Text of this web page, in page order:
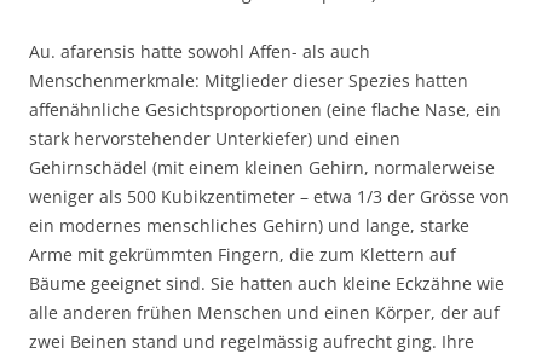
Au. afarensis hatte sowohl Affen- als auch
Menschenmerkmale: Mitglieder dieser Spezies hatten
affenähnliche Gesichtsproportionen (eine flache Nase, ein
stark hervorstehender Unterkiefer) und einen
Gehirnschädel (mit einem kleinen Gehirn, normalerweise
weniger als 500 Kubikzentimeter – etwa 1/3 der Grösse von
ein modernes menschliches Gehirn) und lange, starke
Arme mit gekrümmten Fingern, die zum Klettern auf
Bäume geeignet sind. Sie hatten auch kleine Eckzähne wie
alle anderen frühen Menschen und einen Körper, der auf
zwei Beinen stand und regelmässig aufrecht ging. Ihre